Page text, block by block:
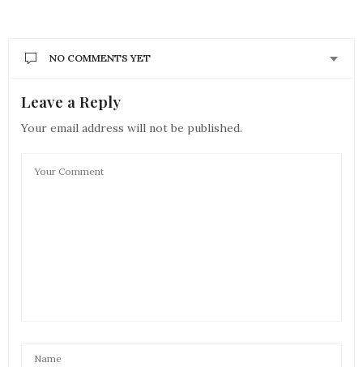
NO COMMENTS YET
Leave a Reply
Your email address will not be published.